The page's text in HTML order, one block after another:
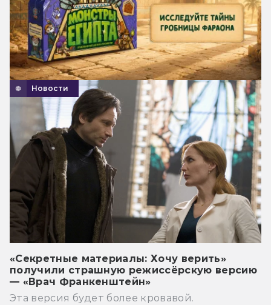
Новости
«Секретные материалы: Хочу верить»
получили страшную режиссёрскую версию
— «Врач Франкенштейн»
Эта версия будет более кровавой.